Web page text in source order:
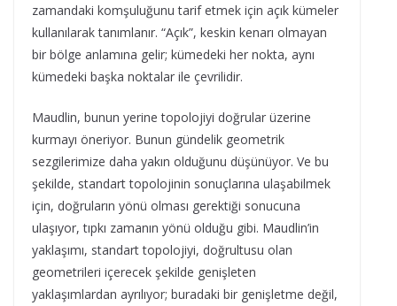
zamandaki komşuluğunu tarif etmek için açık kümeler
kullanılarak tanımlanır. “Açık”, keskin kenarı olmayan
bir bölge anlamına gelir; kümedeki her nokta, aynı
kümedeki başka noktalar ile çevrilidir.
Maudlin, bunun yerine topolojiyi doğrular üzerine
kurmayı öneriyor. Bunun gündelik geometrik
sezgilerimize daha yakın olduğunu düşünüyor. Ve bu
şekilde, standart topolojinin sonuçlarına ulaşabilmek
için, doğruların yönü olması gerektiği sonucuna
ulaşıyor, tıpkı zamanın yönü olduğu gibi. Maudlin’in
yaklaşımı, standart topolojiyi, doğrultusu olan
geometrileri içerecek şekilde genişleten
yaklaşımlardan ayrılıyor; buradaki bir genişletme değil,